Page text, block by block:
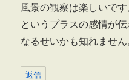
風景の観察は楽しいで
というプラスの感情が
なるせいかも知れません
返信